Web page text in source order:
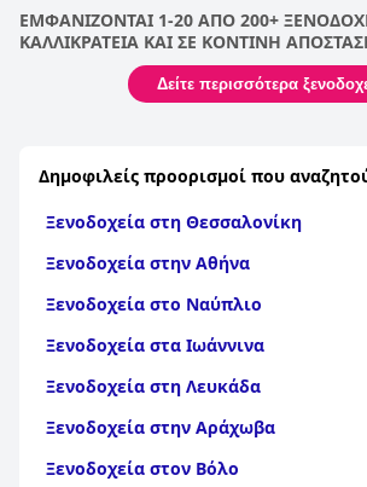
ΕΜΦΑΝΙΖΟΝΤΑΙ 1-20 ΑΠΟ 200+
ΚΑΛΛΙΚΡΑΤΕΙΑ ΚΑΙ ΣΕ ΚΟΝΤΙΝΗ
Δείτε περισσότερα
Δημοφιλείς προορισμοί που
Ξενοδοχεία στη Θεσσαλονίκη
Ξενοδοχεία στην Αθήνα
Ξενοδοχεία στο Ναύπλιο
Ξενοδοχεία στα Ιωάννινα
Ξενοδοχεία στη Λευκάδα
Ξενοδοχεία στην Αράχωβα
Ξενοδοχεία στον Βόλο